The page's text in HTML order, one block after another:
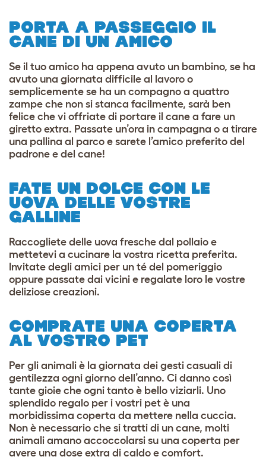
PORTA A PASSEGGIO IL
CANE DI UN AMICO
Se il tuo amico ha appena avuto un bambino, se ha
avuto una giornata difficile al lavoro o
semplicemente se ha un compagno a quattro
zampe che non si stanca facilmente, sarà ben
felice che vi offriate di portare il cane a fare un
giretto extra. Passate un’ora in campagna o a tirare
una pallina al parco e sarete l’amico preferito del
padrone e del cane!
FATE UN DOLCE CON LE
UOVA DELLE VOSTRE
GALLINE
Raccogliete delle uova fresche dal pollaio e
mettetevi a cucinare la vostra ricetta preferita.
Invitate degli amici per un té del pomeriggio
oppure passate dai vicini e regalate loro le vostre
deliziose creazioni.
COMPRATE UNA COPERTA
AL VOSTRO PET
Per gli animali è la giornata dei gesti casuali di
gentilezza ogni giorno dell’anno. Ci danno così
tante gioie che ogni tanto è bello viziarli. Uno
splendido regalo per i vostri pet è una
morbidissima coperta da mettere nella cuccia.
Non è necessario che si tratti di un cane, molti
animali amano accoccolarsi su una coperta per
avere una dose extra di caldo e comfort.